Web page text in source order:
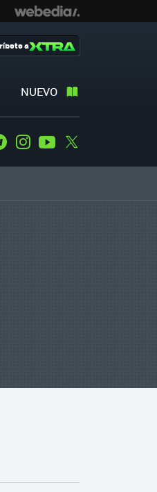
NUEVO
a
TelegramInstagramYoutube